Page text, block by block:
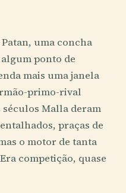
uma concha
ponto de
mais uma janela
primo-rival
Malla deram
praças de
o motor de tanta
competição, quase